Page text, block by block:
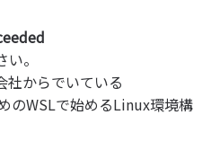
。
社からでいている
のWSLで始めるLinux環境構